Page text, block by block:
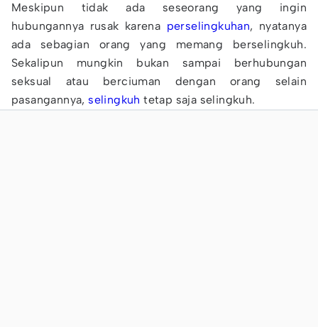
Meskipun tidak ada seseorang yang ingin
hubungannya rusak karena perselingkuhan, nyatanya
ada sebagian orang yang memang berselingkuh.
Sekalipun mungkin bukan sampai berhubungan
seksual atau berciuman dengan orang selain
pasangannya, selingkuh tetap saja selingkuh.